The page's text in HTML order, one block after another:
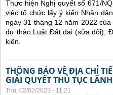
Thực hiện Nghị quyết số 671/
việc tổ chức lấy ý kiến Nhân
ngày 31 tháng 12 năm 2022
dự thảo Luật Đất đai (sửa đổi),
kiến.
THÔNG BÁO VỀ ĐỊA CHỈ
GIẢI QUYẾT THỦ TỤC
Thu, 02/02/2023 - 11:21